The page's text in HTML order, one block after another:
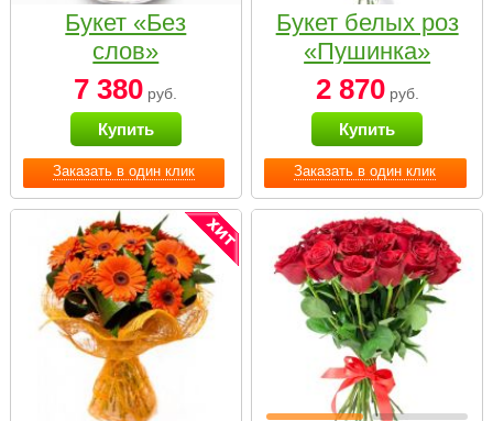
Заказать в один клик
Букет «Без
слов»
7 380 руб.
Купить
Заказать в один клик
Букет белых роз
«Пушинка»
2 870руб.
Купить